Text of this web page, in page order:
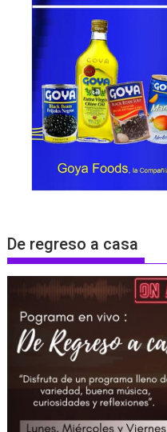
De regreso a casa